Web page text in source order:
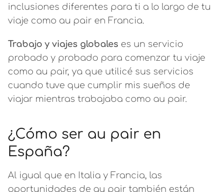
inclusiones diferentes para ti a lo largo de tu
viaje como au pair en Francia.
Trabajo y viajes globales es un servicio
probado y probado para comenzar tu viaje
como au pair, ya que utilicé sus servicios
cuando tuve que cumplir mis sueños de
viajar mientras trabajaba como au pair.
¿Cómo ser au pair en
España?
Al igual que en Italia y Francia, las
oportunidades de au pair también están